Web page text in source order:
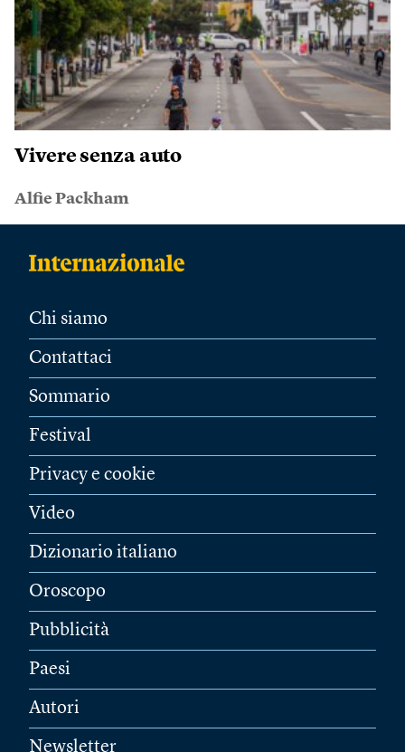
Vivere senza auto
Alfie Packham
Chi siamo
Contattaci
Sommario
Festival
Privacy e cookie
Video
Dizionario italiano
Oroscopo
Pubblicità
Paesi
Autori
Newsletter